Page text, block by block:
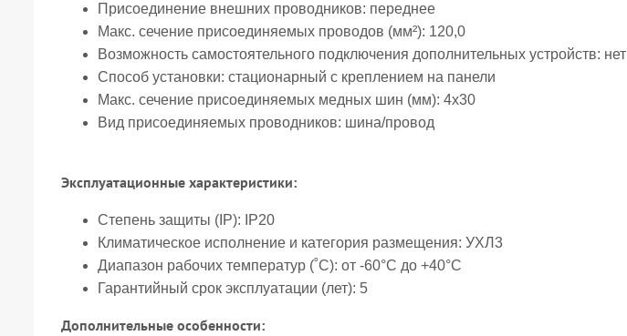
Присоединение внешних проводников: переднее
Макс. сечение присоединяемых проводов (мм²): 120,0
Возможность самостоятельного подключения дополнительных устройств: нет
Способ установки: стационарный с креплением на панели
Макс. сечение присоединяемых медных шин (мм): 4х30
Вид присоединяемых проводников: шина/провод
Эксплуатационные характеристики:
Степень защиты (IP):
IP20
Климатическое исполнение и категория размещения: УХЛ3
Диапазон рабочих температур (˚С): от -60°С до +40°С
Гарантийный срок эксплуатации (лет): 5
Дополнительные особенности: